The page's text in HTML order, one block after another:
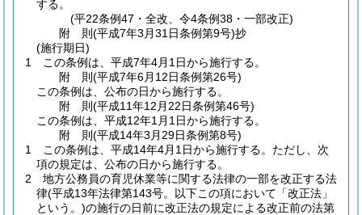
する。
(平22条例47・全改、令4条例38・一部改正)
附 則(平成7年3月31日条例第9号)抄
(施行期日)
1
この条例は、平成7年4月1日から施行する。
附 則(平成7年6月12日条例第26号)
この条例は、公布の日から施行する。
附 則(平成11年12月22日条例第46号)
この条例は、平成12年1月1日から施行する。
附 則(平成14年3月29日条例第8号)
1
この条例は、平成14年4月1日から施行する。 ただし、次
項の規定は、公布の日から施行する。
2
地方公務員の育児休業等に関する法律の一部を改正する法
律(平成13年法律第143号。以下この項において「改正法」
という。)の施行の日前に改正法の規定による改正前の法第